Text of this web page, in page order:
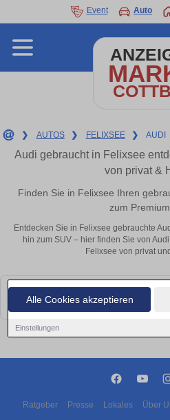
Alle Cookies akzeptieren
Einstellungen
Event Auto
❯ AUTOS ❯ FELIXSEE ❯ AUDI
Audi gebraucht in Felixsee
von privat &
Finden Sie in Felixsee Ihren
zum
Entdecken Sie in Felixsee gebrauchte
hin zum SUV – hier finden Sie von
Felixsee von privat
Leider konnten wir derzeit keine
bald wieder vorbei!
Ratgeber Presse Lokales Über